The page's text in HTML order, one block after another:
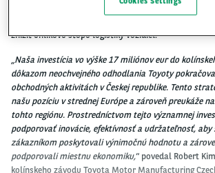
pre záujemcov o vozidlá Toyota a Lexus. Oblasť je
znížiť uhlíkovú stopu logistiky vozidiel.
„Naša investícia vo výške 17 miliónov eur do
dôkazom neochvejného odhodlania Toyoty
obchodných aktivitách v Českej republike. Tento
našu pozíciu v strednej Európe a zároveň preukáže
tohto regiónu. Prostredníctvom tejto významnej
podporovať inovácie, efektívnosť a udržateľnosť, aby
zákazníkom poskytovali výnimočnú hodnotu a
podporovali miestnu ekonomiku,“ povedal Robert
kolínskeho závodu Toyota Motor Manufacturing